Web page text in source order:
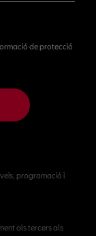
de protecció
programació i
als tercers als